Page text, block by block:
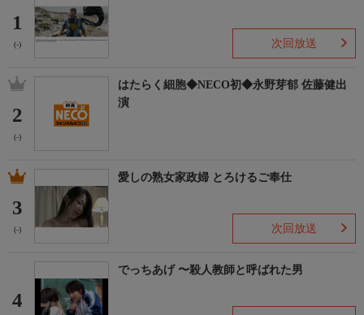
1
(-) 次回放送
2
(-)
はたらく細胞◆NECO初◆永野芽郁 佐藤健出
演
3
(-)
愛しの熟女家政婦 とろけるご奉仕
次回放送
4
でっちあげ 〜殺人教師と呼ばれた男